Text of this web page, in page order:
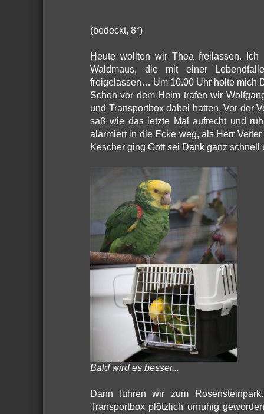
(bedeckt, 8°)
Heute wollten wir Thea freilassen.
Waldmaus, die mit einer
freigelassen… Um 10.00 Uhr holte mich
Schon vor dem Heim trafen wir
und Transportbox dabei hatten. Vor der
saß wie das letzte Mal aufrecht und
alarmiert in die Ecke weg, als Herr
Kescher ging Gott sei Dank ganz schnell
Bald wird es besser...
Dann fuhren wir zum
Transportbox plötzlich unruhig